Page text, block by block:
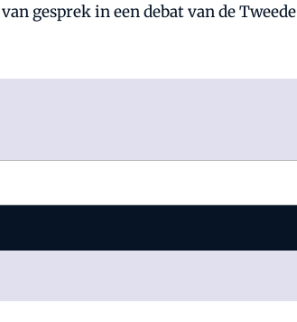
gesprek in een debat van de Tweede